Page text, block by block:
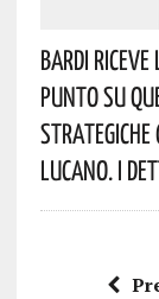
Bardi
Punto Su
Strategiche
Lucano. I